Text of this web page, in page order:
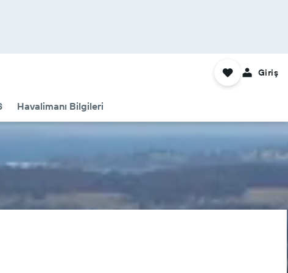
Havalimanı Bilgileri
Giriş